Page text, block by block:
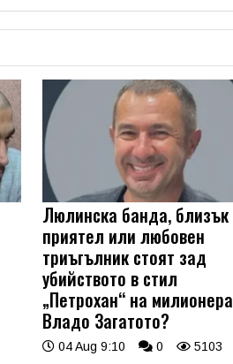
Люлинска банда, близък
приятел или любовен
триъгълник стоят зад
убийството в стил
„Петрохан“ на милионера
Владо Загатото?
04 Aug 9:10 0 5103